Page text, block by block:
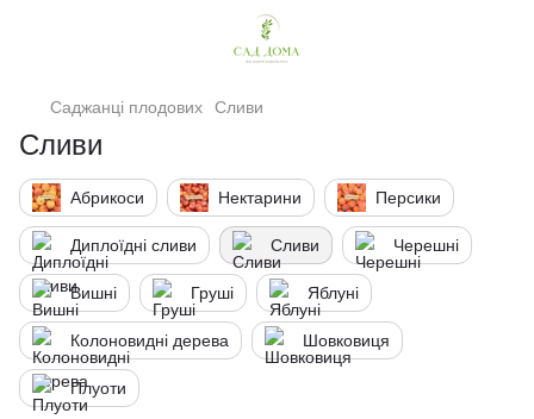
Саджанці плодових Сливи
Сливи
Абрикоси Нектарини Персики
Диплоїдні сливи Сливи Черешні
Вишні Груші Яблуні
Колоновидні дерева Шовковиця
Плуоти